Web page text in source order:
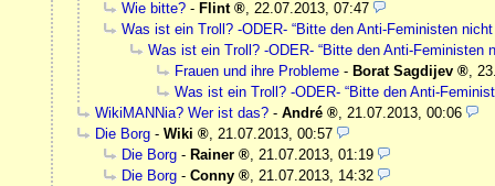
Wie bitte? - Flint
22.07.2013, 07:47
Was ist ein Troll? -ODER- “Bitte den Anti-Feministen nicht
Was ist ein Troll? -ODER- “Bitte den Anti-Feministen
Frauen und ihre Probleme - Borat Sagdijev
Was ist ein Troll? -ODER- “Bitte den Anti-
WikiMANNia? Wer ist das? - André
21.07.2013, 00:06
Die Borg - Wiki
21.07.2013, 00:57
Die Borg - Rainer
21.07.2013, 01:19
Die Borg - Conny
21.07.2013, 14:32